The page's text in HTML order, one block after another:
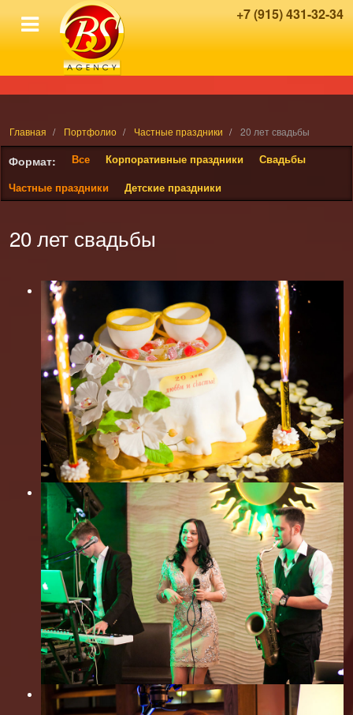
+7 (915) 431-32-34
Главная Портфолио Частные праздники 20 лет свадьбы
Формат: Все Корпоративные праздники
Свадьбы
Частные праздники
Детские праздники
20 лет свадьбы